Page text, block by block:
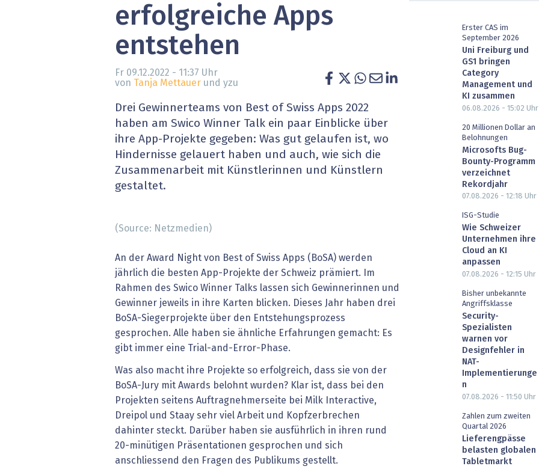
» alle News Gesundheit wird digital
Blockchain
Digital Banking
» alle Dossiers
Artificial Intelligence
Finance 2030
Fintech & Insurtech
Professional AV & Digital Signage
» alle Specials
erfolgreiche Apps
entstehen
Fr 09.12.2022 - 11:37 Uhr
von Tanja Mettauer und yzu
Drei Gewinnerteams von Best of Swiss Apps 2022
haben am Swico Winner Talk ein paar Einblicke über
ihre App-Projekte gegeben: Was gut gelaufen ist, wo
Hindernisse gelauert haben und auch, wie sich die
Zusammenarbeit mit Künstlerinnen und Künstlern
gestaltet.
(Source: Netzmedien)
An der Award Night von Best of Swiss Apps (BoSA) werden
jährlich die besten App-Projekte der Schweiz prämiert. Im
Rahmen des Swico Winner Talks lassen sich Gewinnerinnen und
Gewinner jeweils in ihre Karten blicken. Dieses Jahr haben drei
BoSA-Siegerprojekte über den Entstehungsprozess
gesprochen. Alle haben sie ähnliche Erfahrungen gemacht: Es
gibt immer eine Trial-and-Error-Phase.
Was also macht ihre Projekte so erfolgreich, dass sie von der
BoSA-Jury mit Awards belohnt wurden? Klar ist, dass bei den
Projekten seitens Auftragnehmerseite bei Milk Interactive,
Dreipol und Staay sehr viel Arbeit und Kopfzerbrechen
dahinter steckt. Darüber haben sie ausführlich in ihren rund
20-minütigen Präsentationen gesprochen und sich
anschliessend den Fragen des Publikums gestellt.
Erster CAS im
September 2026
Uni Freiburg und
GS1 bringen
Category
Management und
KI zusammen
06.08.2026 - 15:02 Uhr
20 Millionen Dollar an
Belohnungen
Microsofts Bug-
Bounty-Programm
verzeichnet
Rekordjahr
07.08.2026 - 12:18 Uhr
ISG-Studie
Wie Schweizer
Unternehmen ihre
Cloud an KI
anpassen
07.08.2026 - 12:15 Uhr
Bisher unbekannte
Angriffsklasse
Security-
Spezialisten
warnen vor
Designfehler in
NAT-
Implementierunge
n
07.08.2026 - 11:50 Uhr
Zahlen zum zweiten
Quartal 2026
Lieferengpässe
belasten globalen
Tabletmarkt